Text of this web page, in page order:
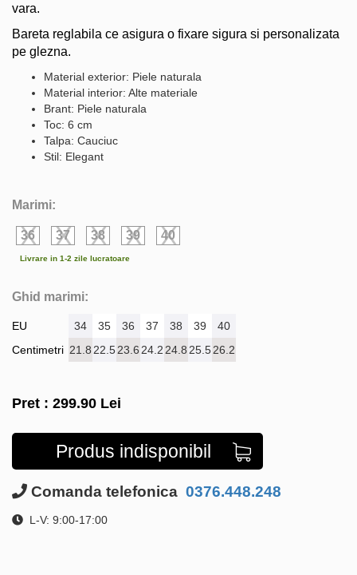
vara.
Bareta reglabila ce asigura o fixare sigura si personalizata
pe glezna.
Material exterior: Piele naturala
Material interior: Alte materiale
Brant: Piele naturala
Toc: 6 cm
Talpa: Cauciuc
Stil: Elegant
Marimi:
36 37 38 39 40
Livrare in 1-2 zile lucratoare
Ghid marimi:
EU
Centimetri
34 35 36 37 38 39
40
21.8 22.523.6 24.2 24.8 25.526.2
Pret : 299.90 Lei
Produs indisponibil
Comanda telefonica 0376.448.248
L-V: 9:00-17:00